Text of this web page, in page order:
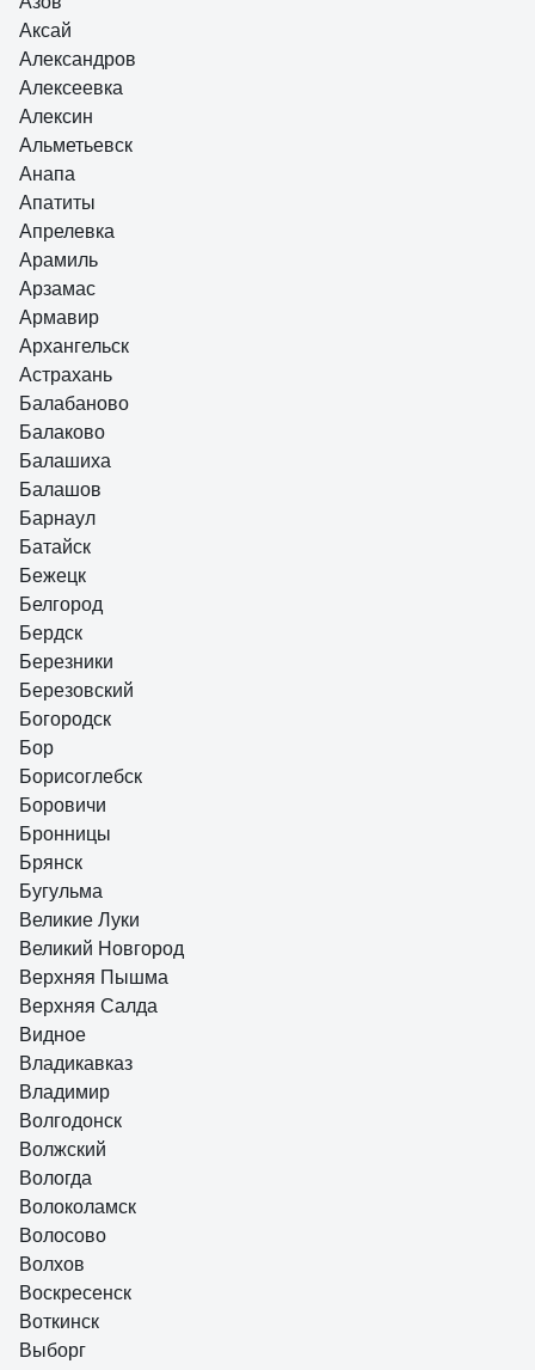
Аксай
Александров
Алексеевка
Алексин
Альметьевск
Анапа
Апатиты
Апрелевка
Арамиль
Арзамас
Армавир
Архангельск
Астрахань
Балабаново
Балаково
Балашиха
Балашов
Барнаул
Батайск
Бежецк
Белгород
Бердск
Березники
Березовский
Богородск
Бор
Борисоглебск
Боровичи
Бронницы
Брянск
Бугульма
Великие Луки
Великий Новгород
Верхняя Пышма
Верхняя Салда
Видное
Владикавказ
Владимир
Волгодонск
Волжский
Вологда
Волоколамск
Волосово
Волхов
Воскресенск
Воткинск
Выборг